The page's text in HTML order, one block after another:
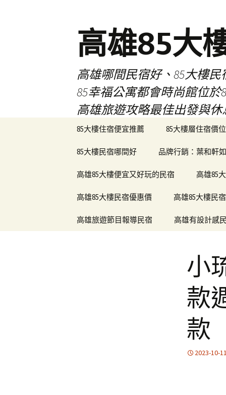
高雄85大
高雄哪間民宿好、85大樓
85幸福公寓都會時尚館位
高雄旅遊攻略最佳出發與
85大樓住宿便宜推薦 85大樓層住宿價位
85大樓民宿哪間好 品牌行銷：葉和軒
高雄85大樓便宜又好玩的民宿 高雄85
高雄85大樓民宿優惠價 高雄85大樓民
高雄旅遊節目報導民宿 高雄有設計感
小
款
款
2023-10-